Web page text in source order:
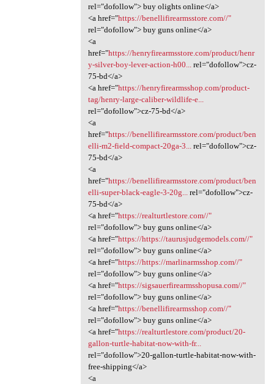
rel="dofollow"> buy olights online</a>
<a href="https://benellifirearmsstore.com//"
rel="dofollow"> buy guns online</a>
<a
href="https://henryfirearmsstore.com/product/henr
y-silver-boy-lever-action-h00...
rel="dofollow">cz-
75-bd</a>
<a href="https://henryfirearmsshop.com/product-
tag/henry-large-caliber-wildlife-e...
rel="dofollow">cz-75-bd</a>
<a
href="https://benellifirearmsstore.com/product/ben
elli-m2-field-compact-20ga-3...
rel="dofollow">cz-
75-bd</a>
<a
href="https://benellifirearmsstore.com/product/ben
elli-super-black-eagle-3-20g...
rel="dofollow">cz-
75-bd</a>
<a href="https://realturtlestore.com//"
rel="dofollow"> buy guns online</a>
<a href="https://https://taurusjudgemodels.com//"
rel="dofollow"> buy guns online</a>
<a href="https://https://marlinarmsshop.com//"
rel="dofollow"> buy guns online</a>
<a href="https://sigsauerfirearmsshopusa.com//"
rel="dofollow"> buy guns online</a>
<a href="https://benellifirearmsshop.com//"
rel="dofollow"> buy guns online</a>
<a href="https://realturtlestore.com/product/20-
gallon-turtle-habitat-now-with-fr...
rel="dofollow">20-gallon-turtle-habitat-now-with-
free-shipping</a>
<a